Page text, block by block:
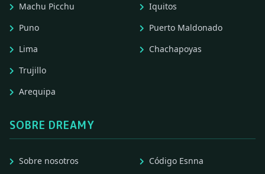
Machu Picchu
Puno
Lima
Trujillo
Arequipa
Iquitos
Puerto Maldonado
Chachapoyas
SOBRE DREAMY
Sobre nosotros
Código Esnna